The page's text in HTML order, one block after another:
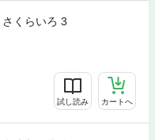
くらいろ 3
試し読み カートへ